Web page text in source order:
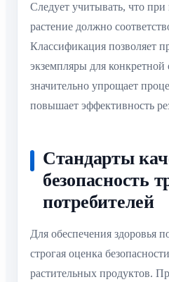
Следует учитывать, что
растение должно
Классификация позволяет
экземпляры для
значительно упрощает
повышает эффективность
Стандарты
безопасность
потребителей
Для обеспечения здоровья
строгая оценка
растительных продуктов.